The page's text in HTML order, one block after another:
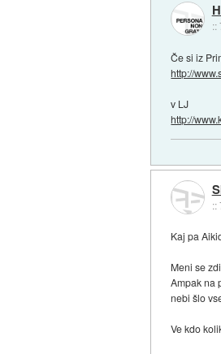
::
Če si iz
http://
v LJ
http://
::
Kaj pa
Meni se
Ampak na
nebi šlo
Ve kdo